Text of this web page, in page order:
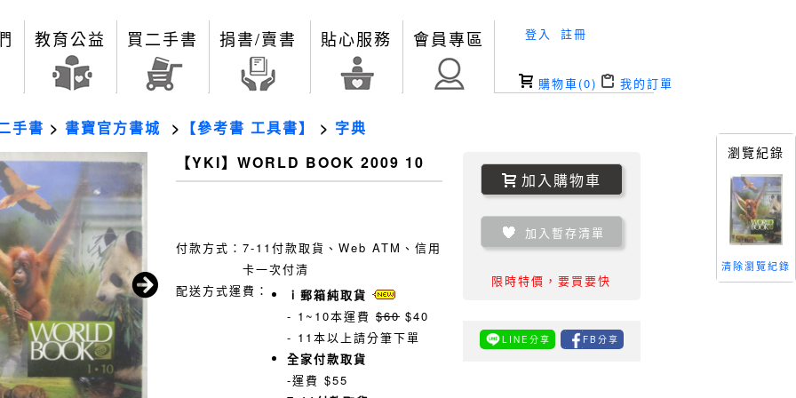
教育公益 買二手書 捐書/賣書 貼心服務 會員專區 登入 註冊
購物車(0) 我的訂單
手書 > 書寶官方書城 > 【參考書 工具書】 > 字典
【YKI】WORLD BOOK 2009 10
付款方式： 7-11付款取貨、Web ATM、信用
卡一次付清
配送方式運費：
ｉ郵箱純取貨
- 1~10本運費 $60 $40
- 11本以上請分筆下單
全家付款取貨
-運費 $55
加入購物車
加入暫存清單
限時特價，要買要快
LINE分享 FB分享
瀏覽紀錄
清除瀏覽紀錄